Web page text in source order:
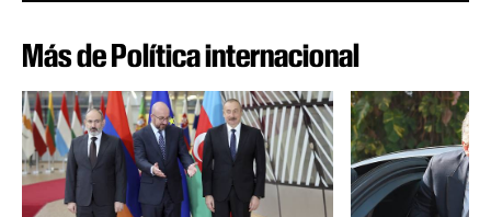
Más de Política internacional